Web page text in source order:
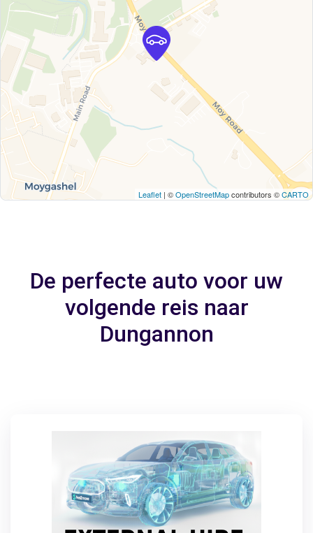
Leaflet | ©OpenStreetMapcontributors ©CARTO
De perfecte auto voor uw
volgende reis naar
Dungannon